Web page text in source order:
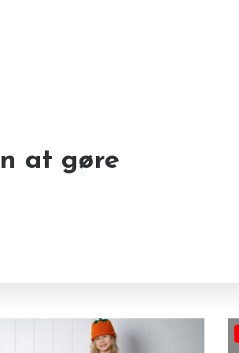
til frø,
perfekte
at gøre